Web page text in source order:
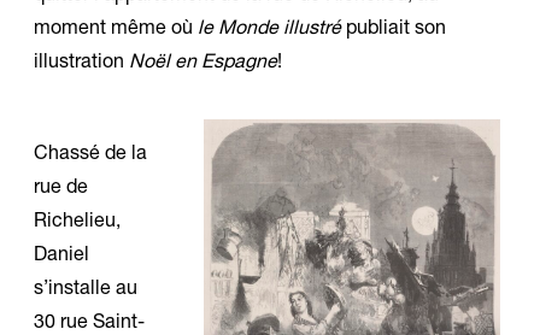
moment même où le Monde illustré publiait son
illustration Noël en Espagne!
Chassé de la
rue de
Richelieu,
Daniel
s’installe au
30 rue Saint-